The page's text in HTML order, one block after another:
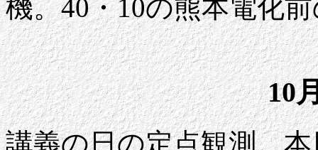
機。40・10の熊本電化
10
講義の日の定点観測。